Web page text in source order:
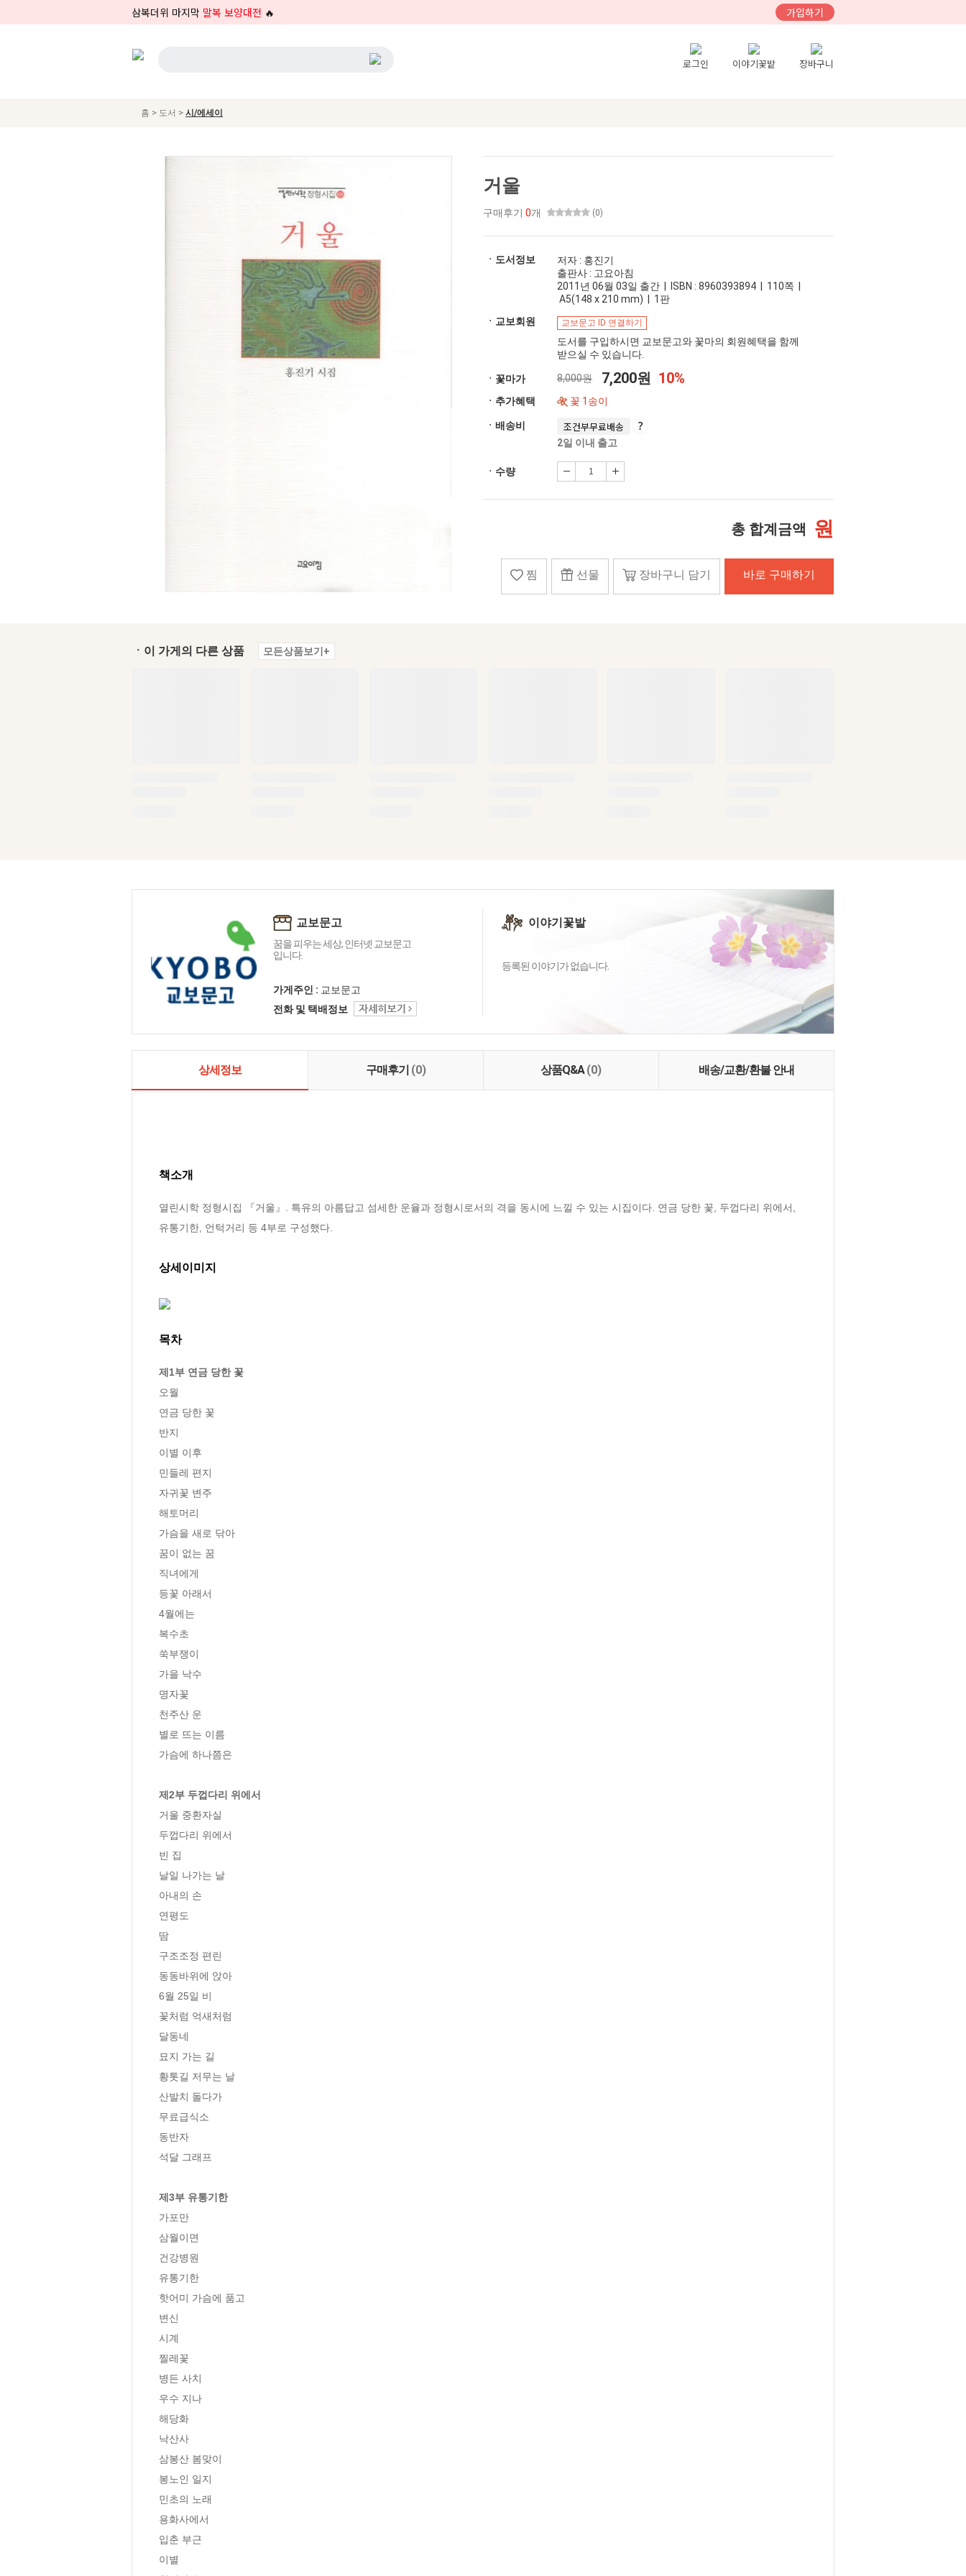
삼복더위 마지막 말복 보양대전 🔥 가입하기
로그인 이야기꽃밭 장바구니
홈 > 도서 > 시/에세이
거울
구매후기 0개 (0)
ㆍ도서정보
저자 : 홍진기
출판사 : 고요아침
2011년 06월 03일 출간 | ISBN : 8960393894 | 110쪽 |
A5(148 x 210 mm) | 1판
ㆍ교보회원
교보문고 ID 연결하기
도서를 구입하시면 교보문고와 꽃마의 회원혜택을 함께
받으실 수 있습니다.
ㆍ꽃마가 8,000원 7,200원 10%
ㆍ추가혜택 꽃 1송이
ㆍ배송비 조건부무료배송
2일 이내 출고
ㆍ수량
총 합계금액 원
찜 선물 장바구니 담기 바로 구매하기
ㆍ이 가게의 다른 상품 모든상품보기+
교보문고
꿈을 피우는 세상, 인터넷 교보문고
입니다.
가게주인 : 교보문고
전화 및 택배정보
이야기꽃밭
등록된 이야기가 없습니다.
상세정보 구매후기 (0) 상품Q&A(0) 배송/교환/환불 안내
책소개
열린시학 정형시집 『거울』. 특유의 아름답고 섬세한 운율과 정형시로서의 격을 동시에 느낄 수 있는 시집이다. 연금 당한 꽃, 두껍다리 위에서,
유통기한, 언턱거리 등 4부로 구성했다.
상세이미지
목차
제1부 연금 당한 꽃
오월
연금 당한 꽃
반지
이별 이후
민들레 편지
자귀꽃 변주
해토머리
가슴을 새로 닦아
꿈이 없는 꿈
직녀에게
등꽃 아래서
4월에는
복수초
쑥부쟁이
가을 낙수
명자꽃
천주산 운
별로 뜨는 이름
가슴에 하나쯤은
제2부 두껍다리 위에서
거울 중환자실
두껍다리 위에서
빈 집
날일 나가는 날
아내의 손
연평도
땀
구조조정 편린
동동바위에 앉아
6월 25일 비
꽃처럼 억새처럼
달동네
묘지 가는 길
황톳길 저무는 날
산발치 돌다가
무료급식소
동반자
석달 그래프
제3부 유통기한
가포만
삼월이면
건강병원
유통기한
핫어미 가슴에 품고
변신
시계
찔레꽃
병든 사치
우수 지나
해당화
낙산사
삼봉산 봄맞이
봉노인 일지
민초의 노래
용화사에서
입춘 부근
이별